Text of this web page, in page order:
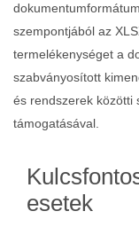
szempontjából az
termelékenységet a
szabványosított
és rendszerek közötti
támogatásával.
esetek